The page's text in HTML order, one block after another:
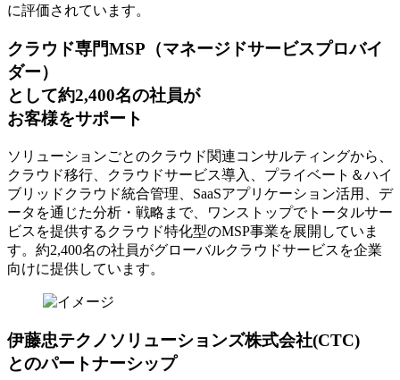
に評価されています。
クラウド専門MSP （マネージドサービスプロバイ
ダー）
として約2,400名の社員が
お客様をサポート
ソリューションごとのクラウド関連コンサルティングから、
クラウド移行、クラウドサービス導入、プライベート＆ハイ
ブリッドクラウド統合管理、SaaSアプリケーション活用、デ
ータを通じた分析・戦略まで、ワンストップでトータルサー
ビスを提供するクラウド特化型のMSP事業を展開していま
す。約2,400名の社員がグローバルクラウドサービスを企業
向けに提供しています。
伊藤忠テクノソリューションズ株式会社(CTC)
とのパートナーシップ